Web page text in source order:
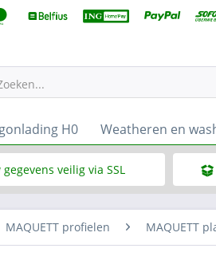
H0 Weatheren en
gegevens veilig via SSL
MAQUETT profielen MAQUETT